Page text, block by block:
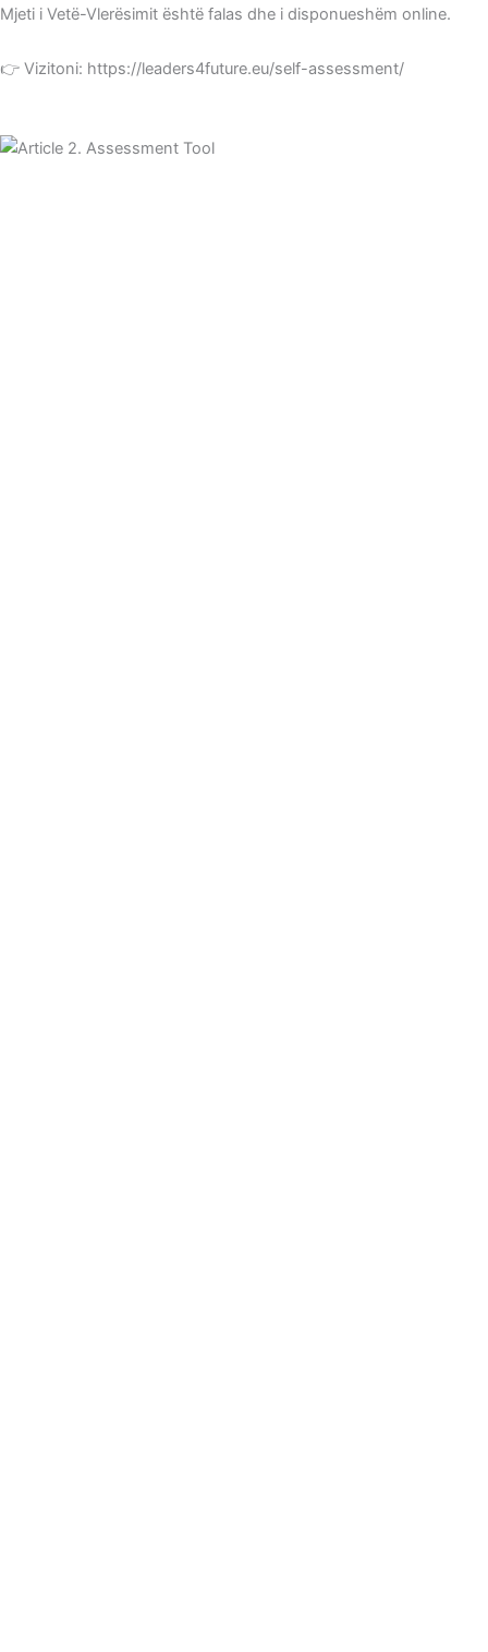
Mjeti i Vetë-Vlerësimit është falas dhe i disponueshëm online.
👉 Vizitoni: https://leaders4future.eu/self-assessment/